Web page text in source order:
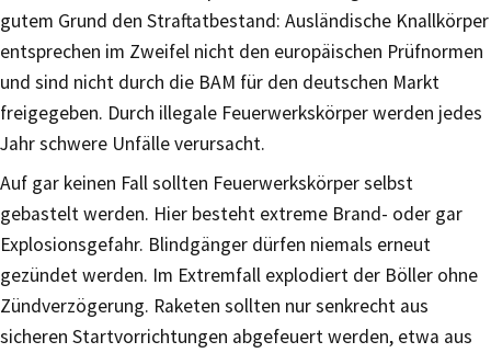
gutem Grund den Straftatbestand: Ausländische Knallkörper
entsprechen im Zweifel nicht den europäischen Prüfnormen
und sind nicht durch die BAM für den deutschen Markt
freigegeben. Durch illegale Feuerwerkskörper werden jedes
Jahr schwere Unfälle verursacht.
Auf gar keinen Fall sollten Feuerwerkskörper selbst
gebastelt werden. Hier besteht extreme Brand- oder gar
Explosionsgefahr. Blindgänger dürfen niemals erneut
gezündet werden. Im Extremfall explodiert der Böller ohne
Zündverzögerung. Raketen sollten nur senkrecht aus
sicheren Startvorrichtungen abgefeuert werden, etwa aus